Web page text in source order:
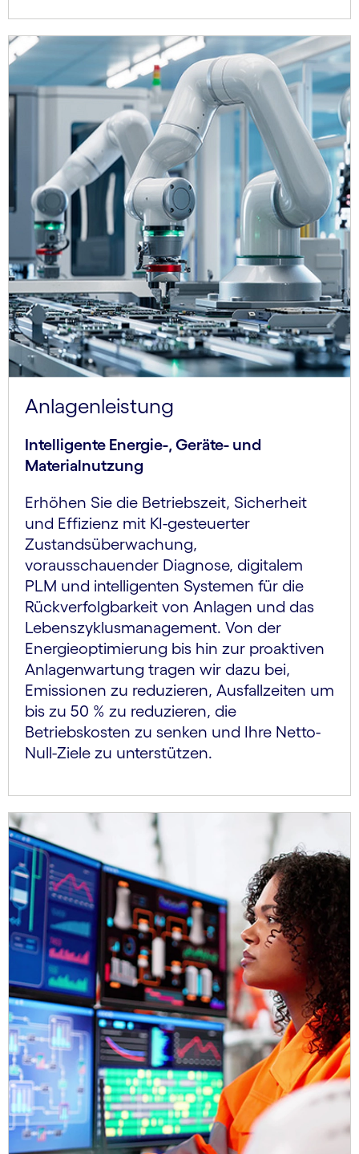
Anlagenleistung
Intelligente Energie-, Geräte- und
Materialnutzung
Erhöhen Sie die Betriebszeit, Sicherheit
und Effizienz mit KI-gesteuerter
Zustandsüberwachung,
vorausschauender Diagnose, digitalem
PLM und intelligenten Systemen für die
Rückverfolgbarkeit von Anlagen und das
Lebenszyklusmanagement. Von der
Energieoptimierung bis hin zur proaktiven
Anlagenwartung tragen wir dazu bei,
Emissionen zu reduzieren, Ausfallzeiten um
bis zu 50 % zu reduzieren, die
Betriebskosten zu senken und Ihre Netto-
Null-Ziele zu unterstützen.